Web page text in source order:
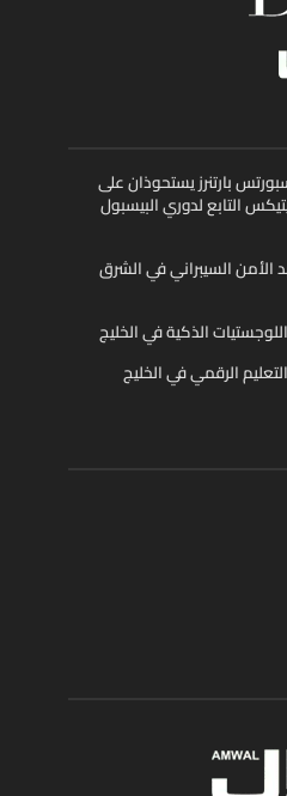
بارتنرز يستحوذان على
التابع لدوري البيسبول
الأمن السيبراني في الشرق
الرقمي في الخليج